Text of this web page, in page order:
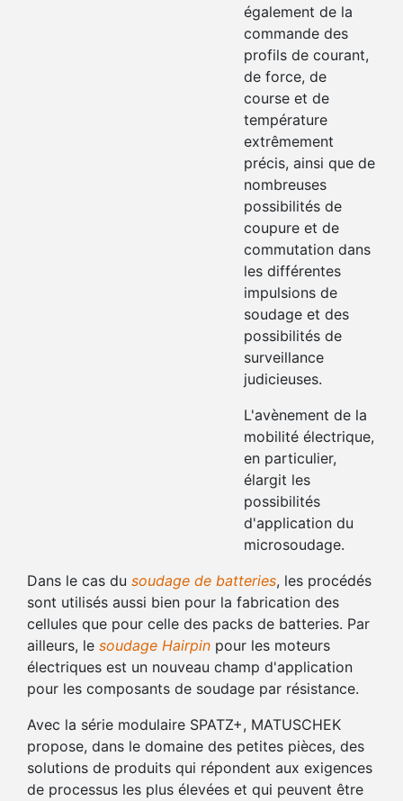
également de la
commande des
profils de courant,
de force, de
course et de
température
extrêmement
précis, ainsi que de
nombreuses
possibilités de
coupure et de
commutation dans
les différentes
impulsions de
soudage et des
possibilités de
surveillance
judicieuses.
L'avènement de la
mobilité électrique,
en particulier,
élargit les
possibilités
d'application du
microsoudage.
Dans le cas du soudage de batteries, les procédés
sont utilisés aussi bien pour la fabrication des
cellules que pour celle des packs de batteries. Par
ailleurs, le soudage Hairpin pour les moteurs
électriques est un nouveau champ d'application
pour les composants de soudage par résistance.
Avec la série modulaire SPATZ+, MATUSCHEK
propose, dans le domaine des petites pièces, des
solutions de produits qui répondent aux exigences
de processus les plus élevées et qui peuvent être